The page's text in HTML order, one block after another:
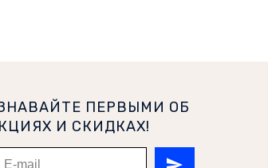
ПЕРВЫМИ ОБ
И СКИДКАХ!